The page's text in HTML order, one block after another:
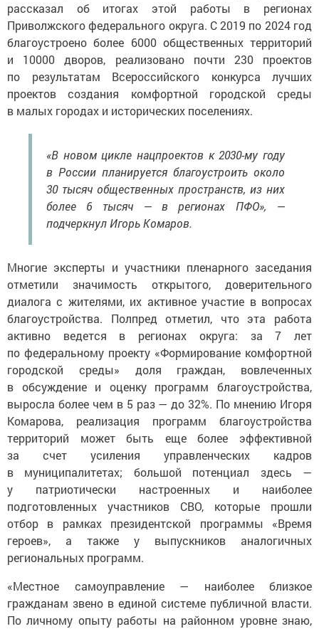
рассказал об итогах этой работы в регионах
Приволжского федерального округа. С 2019 по 2024 год
благоустроено более 6000 общественных территорий
и 10000 дворов, реализовано почти 230 проектов
по результатам Всероссийского конкурса лучших
проектов создания комфортной городской среды
в малых городах и исторических поселениях.
«В новом цикле нацпроектов к 2030-му году
в России планируется благоустроить около
30 тысяч общественных пространств, из них
более 6 тысяч — в регионах ПФО», —
подчеркнул Игорь Комаров.
Многие эксперты и участники пленарного заседания
отметили значимость открытого, доверительного
диалога с жителями, их активное участие в вопросах
благоустройства. Полпред отметил, что эта работа
активно ведется в регионах округа: за 7 лет
по федеральному проекту «Формирование комфортной
городской среды» доля граждан, вовлеченных
в обсуждение и оценку программ благоустройства,
выросла более чем в 5 раз — до 32%. По мнению Игоря
Комарова, реализация программ благоустройства
территорий может быть еще более эффективной
за счет усиления управленческих кадров
в муниципалитетах; большой потенциал здесь —
у патриотически настроенных и наиболее
подготовленных участников СВО, которые прошли
отбор в рамках президентской программы «Время
героев», а также у выпускников аналогичных
региональных программ.
«Местное самоуправление — наиболее близкое
гражданам звено в единой системе публичной власти.
По личному опыту работы на районном уровне знаю,